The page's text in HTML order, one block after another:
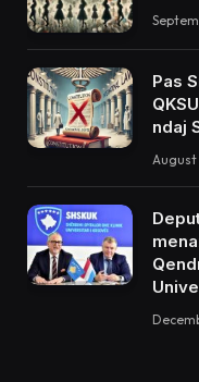
Pas
ndaj